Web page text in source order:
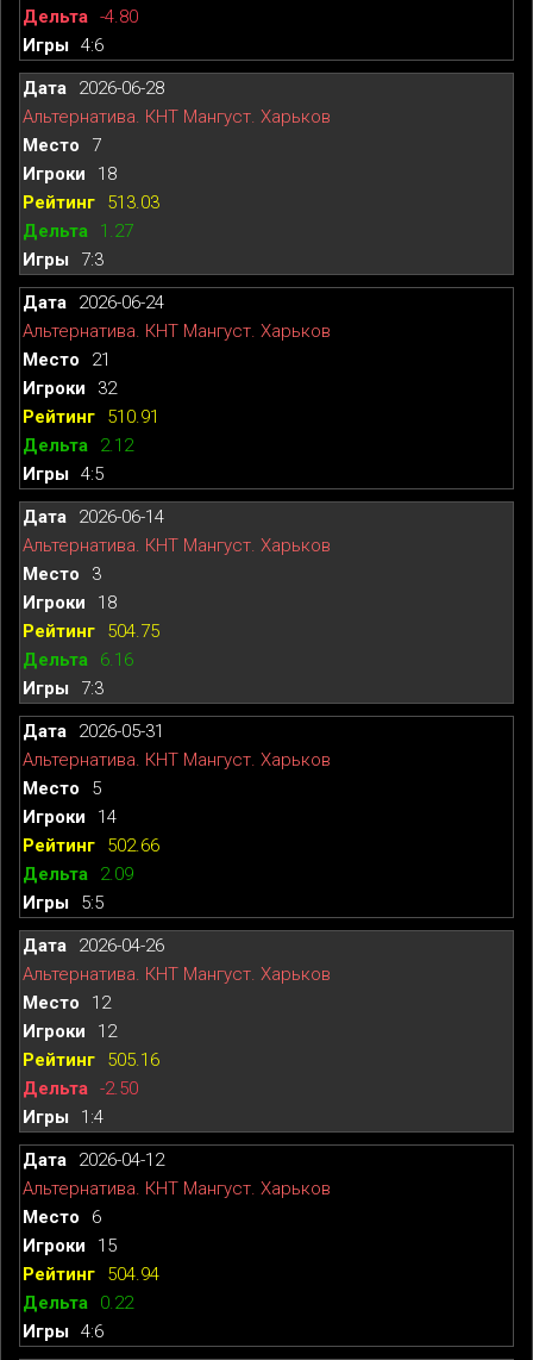
-4.80
4:6
2026-06-28
Альтернатива. КНТ Мангуст. Харьков
7
18
513.03
1.27
7:3
2026-06-24
Альтернатива. КНТ Мангуст. Харьков
21
32
510.91
2.12
4:5
2026-06-14
Альтернатива. КНТ Мангуст. Харьков
3
18
504.75
6.16
7:3
2026-05-31
Альтернатива. КНТ Мангуст. Харьков
5
14
502.66
2.09
5:5
2026-04-26
Альтернатива. КНТ Мангуст. Харьков
12
12
505.16
-2.50
1:4
2026-04-12
Альтернатива. КНТ Мангуст. Харьков
6
15
504.94
0.22
4:6